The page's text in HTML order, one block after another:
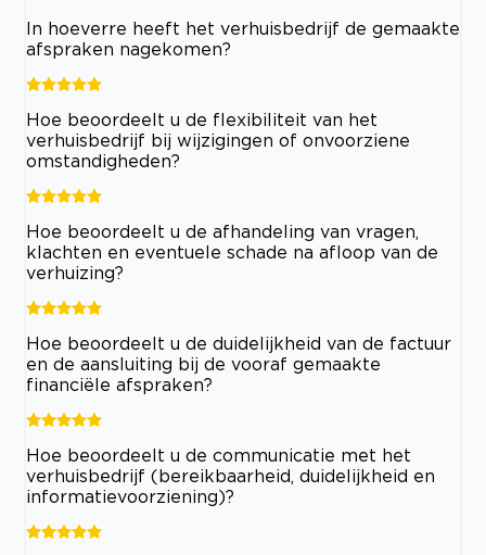
In hoeverre heeft het verhuisbedrijf de gemaakte
afspraken nagekomen?
Hoe beoordeelt u de flexibiliteit van het
verhuisbedrijf bij wijzigingen of onvoorziene
omstandigheden?
Hoe beoordeelt u de afhandeling van vragen,
klachten en eventuele schade na afloop van de
verhuizing?
Hoe beoordeelt u de duidelijkheid van de factuur
en de aansluiting bij de vooraf gemaakte
financiële afspraken?
Hoe beoordeelt u de communicatie met het
verhuisbedrijf (bereikbaarheid, duidelijkheid en
informatievoorziening)?